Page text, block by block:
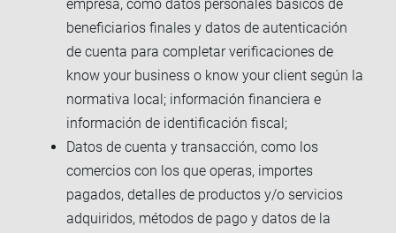
empresa, como datos personales básicos de
beneficiarios finales y datos de autenticación
de cuenta para completar verificaciones de
know your business o know your client según la
normativa local; información financiera e
información de identificación fiscal;
Datos de cuenta y transacción, como los
comercios con los que operas, importes
pagados, detalles de productos y/o servicios
adquiridos, métodos de pago y datos de la